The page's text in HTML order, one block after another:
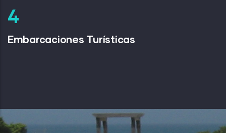
6
Embarcaciones Turísticas